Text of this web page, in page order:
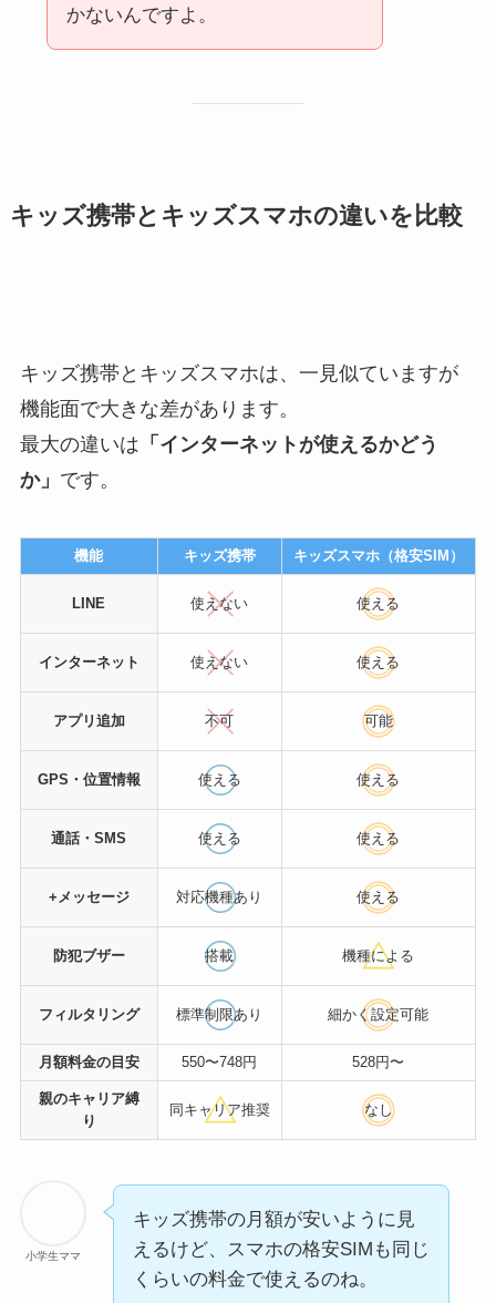
かないんですよ。
キッズ携帯とキッズスマホの違いを比較
キッズ携帯とキッズスマホは、一見似ていますが
機能面で大きな差があります。
最大の違いは 「インターネットが使えるかどう
か」 です。
機能 キッズ携帯 キッズスマホ（格安SIM）
LINE 使えない 使える
インターネット 使えない 使える
アプリ追加 不可 可能
GPS・位置情報 使える 使える
通話・SMS 使える 使える
+メッセージ 対応機種あり 使える
防犯ブザー 搭載 機種による
フィルタリング 標準制限あり 細かく設定可能
月額料金の目安 550〜748円 528円〜
親のキャリア縛
り
同キャリア推奨 なし
小学生ママ
キッズ携帯の月額が安いように見
えるけど、スマホの格安SIMも同じ
くらいの料金で使えるのね。